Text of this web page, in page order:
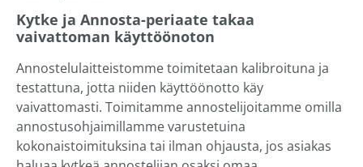
Kytke ja Annosta-periaate takaa
vaivattoman käyttöönoton
Annostelulaitteistomme toimitetaan kalibroituna ja
testattuna, jotta niiden käyttöönotto käy
vaivattomasti. Toimitamme annostelijoitamme omilla
annostusohjaimillamme varustetuina
kokonaistoimituksina tai ilman ohjausta, jos asiakas